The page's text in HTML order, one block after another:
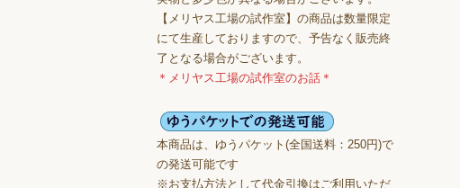
【メリヤス工場の試作室】の商品は数量限定
にて生産しておりますので、予告なく販売終
了となる場合がございます。
＊メリヤス工場の試作室のお話＊
本商品は、ゆうパケット(全国送料：250円)で
の発送可能です
※お支払方法として代金引換はご利用いただ